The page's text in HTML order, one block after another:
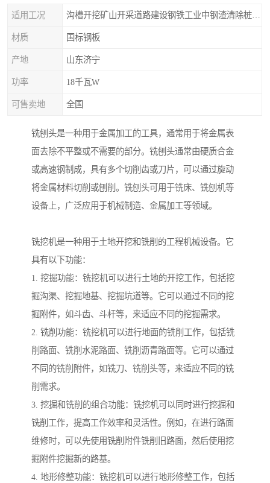
适用工况
材质 国标钢板
产地 山东济宁
功率 18千瓦W
可售卖地 全国
铣刨头是一种用于金属加工的工具，通常用于将金属表
面去除不平整或不需要的部分。铣刨头通常由硬质合金
或高速钢制成，具有多个切削齿或刀片，可以通过旋动
将金属材料切削或刨削。铣刨头可用于铣床、铣刨机等
设备上，广泛应用于机械制造、金属加工等领域。
铣挖机是一种用于土地开挖和铣削的工程机械设备。它
具有以下功能：
1. 挖掘功能：铣挖机可以进行土地的开挖工作，包括挖
掘沟渠、挖掘地基、挖掘坑道等。它可以通过不同的挖
掘附件，如斗齿、斗杆等，来适应不同的挖掘需求。
2. 铣削功能：铣挖机可以进行地面的铣削工作，包括铣
削路面、铣削水泥路面、铣削沥青路面等。它可以通过
不同的铣削附件，如铣刀、铣削头等，来适应不同的铣
削需求。
3. 挖掘和铣削的组合功能：铣挖机可以同时进行挖掘和
铣削工作，提高工作效率和灵活性。例如，在进行路面
维修时，可以先使用铣削附件铣削旧路面，然后使用挖
掘附件挖掘新的路基。
4. 地形修整功能：铣挖机可以进行地形修整工作，包括